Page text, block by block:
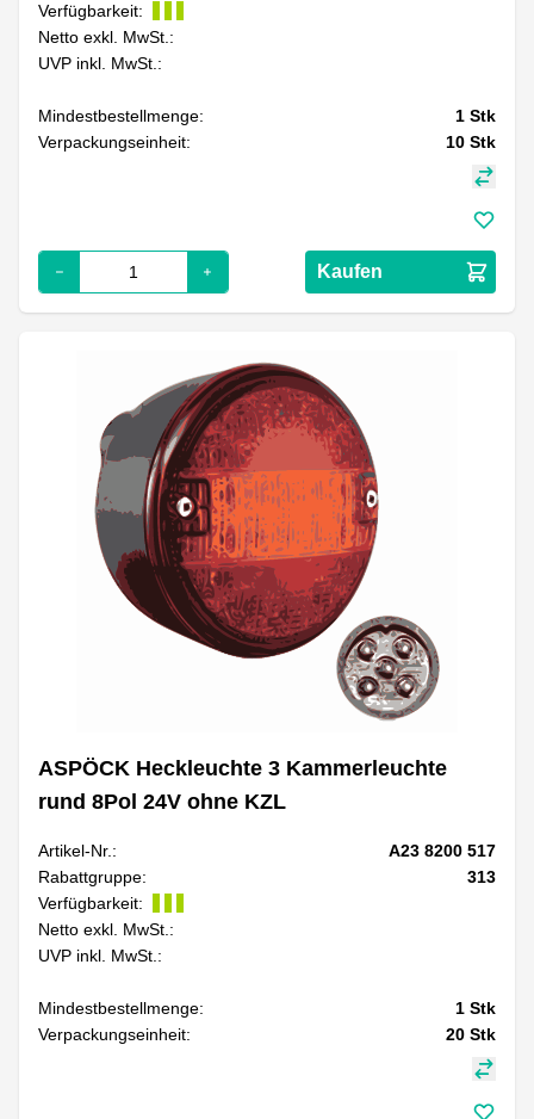
Verfügbarkeit:
Netto exkl. MwSt.:
UVP inkl. MwSt.:
Mindestbestellmenge: 1 Stk
Verpackungseinheit:
10 Stk
Kaufen
ASPÖCK Heckleuchte 3 Kammerleuchte
rund 8Pol 24V ohne KZL
Artikel-Nr.:
A23 8200 517
Rabattgruppe:
313
Verfügbarkeit:
Netto exkl. MwSt.:
UVP inkl. MwSt.:
Mindestbestellmenge: 1 Stk
Verpackungseinheit:
20 Stk